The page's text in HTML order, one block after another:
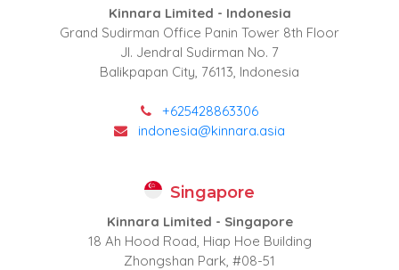
Kinnara Limited - Indonesia
Grand Sudirman Office Panin Tower 8th Floor
Jl. Jendral Sudirman No. 7
Balikpapan City, 76113, Indonesia
+625428863306
indonesia@kinnara.asia
Singapore
Kinnara Limited - Singapore
18 Ah Hood Road, Hiap Hoe Building
Zhongshan Park, #08-51